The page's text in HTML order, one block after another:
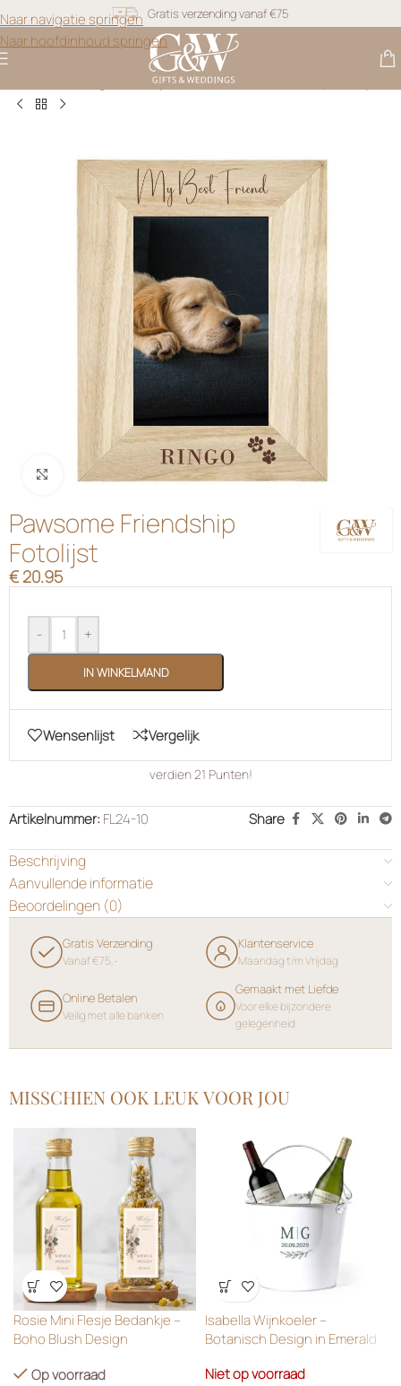
Naar navigatie springen
Naar hoofdinhoud springen
Gratis verzending vanaf €75
Snel geleverd
Gratis personalisatie
Fotolijsten>Pawsome Friendship Fotolijst
Klik om te vergroten
Pawsome Friendship
Fotolijst
€ 20.95
- +
IN WINKELMAND
Wensenlijst Vergelijk
verdien21 Punten!
Artikelnummer:FL24-10 Share
Beschrijving
Aanvullende informatie
Beoordelingen (0)
Gratis Verzending
Vanaf €75,-
Klantenservice
Maandag t/m Vrijdag
Online Betalen
Veilig met alle banken
Gemaakt met Liefde
Voor elke bijzondere
gelegenheid
MISSCHIEN OOK LEUK VOOR JOU
Wensenlijst
Rosie Mini Flesje Bedankje –
Boho Blush Design
Op voorraad
Wensenlijst
Isabella Wijnkoeler –
Botanisch Design in Emerald
Niet op voorraad